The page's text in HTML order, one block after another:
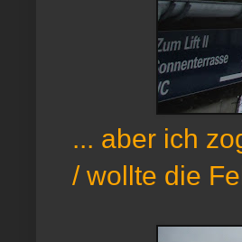
... aber ich
/ wollte die